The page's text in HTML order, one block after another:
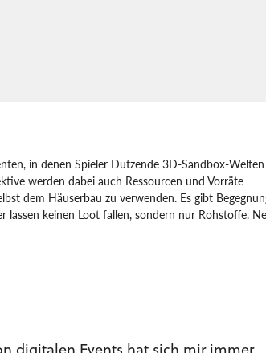
in denen Spieler Dutzende 3D-Sandbox-
werden dabei auch Ressourcen und Vorräte
dem Häuserbau zu verwenden. Es gibt
lassen keinen Loot fallen, sondern nur Rohstoffe.